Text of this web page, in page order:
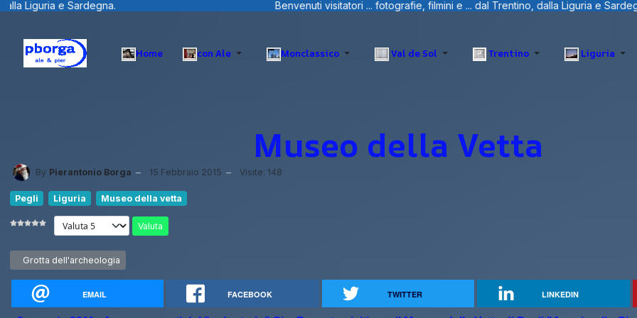
Benvenuti visitatori ... fotografie, filmini e ... dal Trentino, dalla Liguria e Sardegna.
Home con Ale Monclassico Val de Sol Trentino Liguria
Museo della Vetta
By Pierantonio Borga 15 Febbraio 2015 Visite: 148
Pegli Liguria Museo della vetta
Valuta
Articolo precedente: Grotta dell'archeologia
Grotta dell'archeologia
EMAIL FACEBOOK TWITTER LINKEDIN